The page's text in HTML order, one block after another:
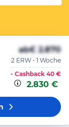
ab€ 2.870
2 ERW • 1 Woche
- Cashback 40 €
2.830 €